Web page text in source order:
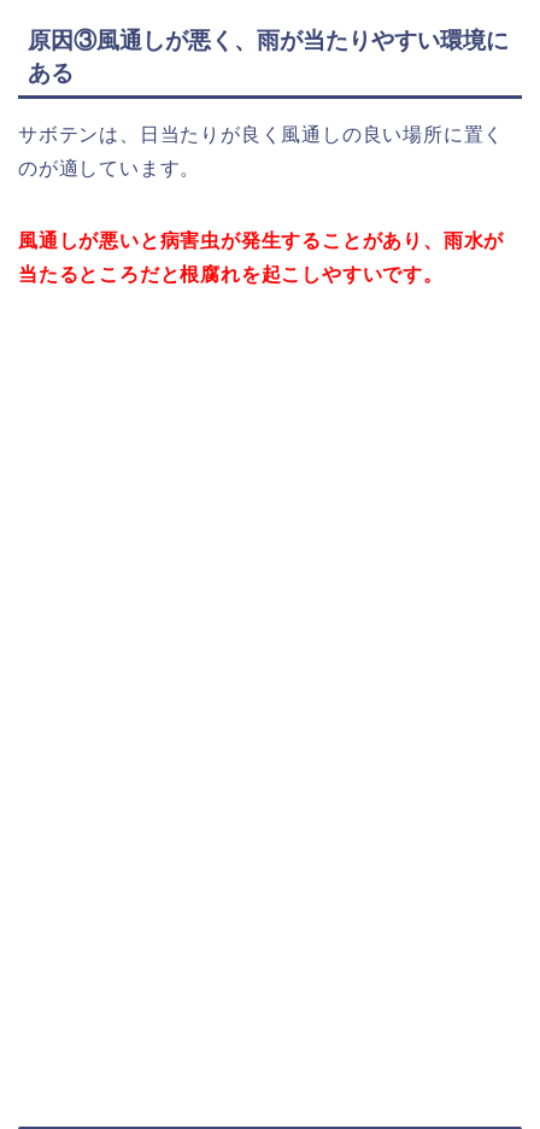
原因③風通しが悪く、雨が当たりやすい環境に
ある
サボテンは、日当たりが良く風通しの良い場所に置く
のが適しています。
風通しが悪いと病害虫が発生することがあり、雨水が
当たるところだと根腐れを起こしやすいです。